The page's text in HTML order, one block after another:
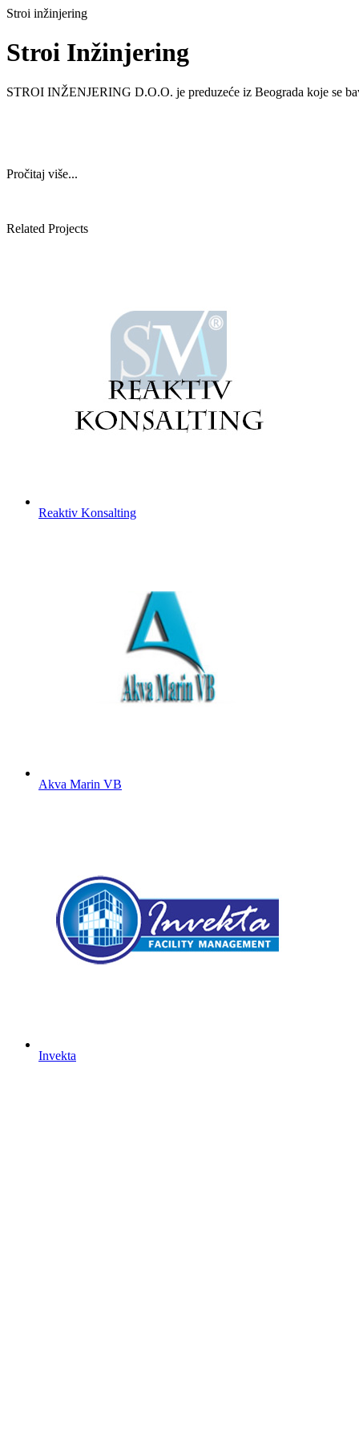
Stroi inžinjering
Stroi Inžinjering
STROI INŽENJERING D.O.O. je preduzeće iz Beograda koje se
Pročitaj više...
Related Projects
Reaktiv Konsalting
Akva Marin VB
Invekta